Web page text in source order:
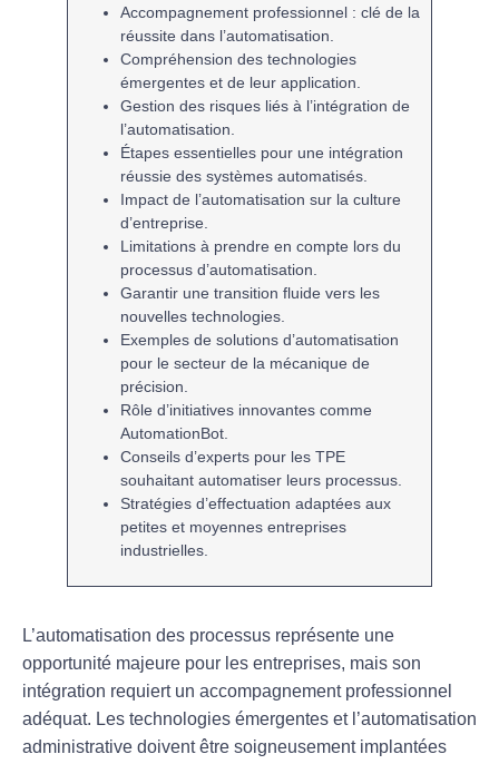
Accompagnement professionnel : clé de la
réussite dans l’automatisation.
Compréhension destechnologies
émergentes et de leur application.
Gestion des risques liés à l’intégration de
l’automatisation.
Étapes essentielles pour une intégration
réussie des systèmes automatisés.
Impact de l’automatisation sur laculture
d’entreprise
Limitations à prendre en compte lors du
processus d’automatisation
Garantir unetransition fluide vers les
nouvelles technologies.
Exemples de solutions d’automatisation
pour le secteur de la mécanique de
précision.
Rôle d’initiatives innovantes comme
AutomationBot
Conseils d’experts pour les TPE
souhaitant automatiser leurs processus.
Stratégies d’effectuation adaptées aux
petites et moyennes entreprises
industrielles.
L’automatisation des processus représente une
opportunité majeure pour les entreprises, mais son
intégration requiert un accompagnement professionnel
adéquat. Les technologies émergentes et l’automatisation
administrative doivent être soigneusement implantées